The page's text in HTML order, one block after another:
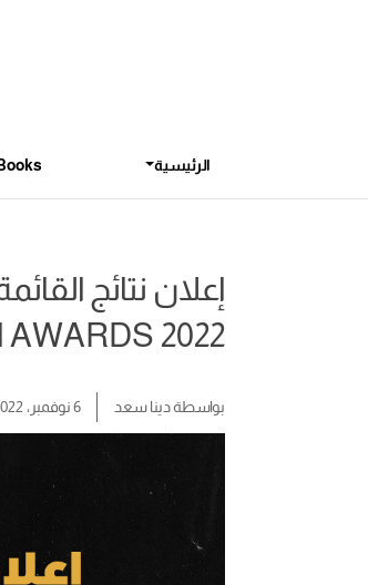
الرئيسية
إعلان نتائج
AWARDS 2022
بواسطةدينا سعد 6 نوفمبر، 2022